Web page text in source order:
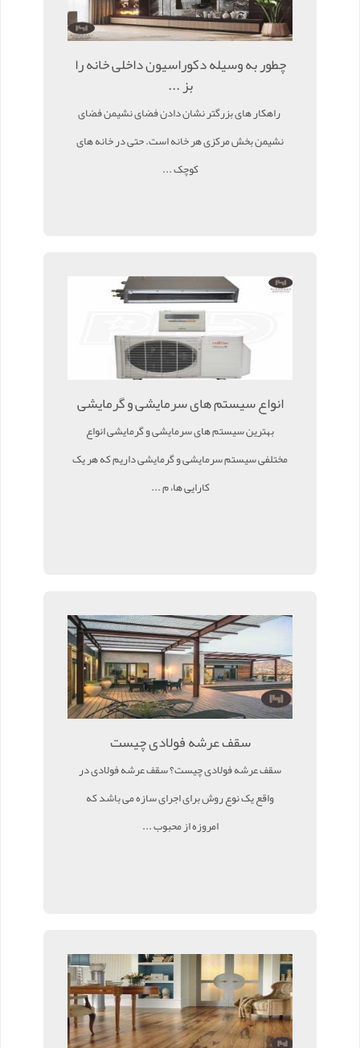
چطور به وسیله دکوراسیون داخلی خانه را
بز ...
راهکار های بزرگتر نشان دادن فضای نشیمن فضای
نشیمن بخش مرکزی هر خانه است. حتی در خانه های
کوچک ...
انواع سیستم های سرمایشی و گرمایشی
بهترین سیستم های سرمایشی و گرمایشی انواع
مختلفی سیستم سرمایشی و گرمایشی داریم که هر یک
کارایی ها، م ...
سقف عرشه فولادی چیست
سقف عرشه فولادی چیست؟ سقف عرشه فولادی در
واقع یک نوع روش برای اجرای سازه می باشد که
امروزه از محبوب ...